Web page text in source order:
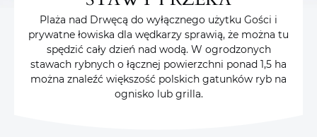
Plaża nad Drwęcą do wyłącznego użytku Gości i
prywatne łowiska dla wędkarzy sprawią, że można tu
spędzić cały dzień nad wodą. W ogrodzonych
stawach rybnych o łącznej powierzchni ponad 1,5 ha
można znaleźć większość polskich gatunków ryb na
ognisko lub grilla.